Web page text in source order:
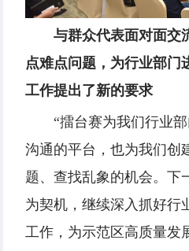
与群众代表面对面交
点难点问题，为行业部门
工作提出了新的要求
“擂台赛为我们行业
沟通的平台，也为我们创
题、查找乱象的机会。下
为契机，继续深入抓好行
工作，为示范区高质量发